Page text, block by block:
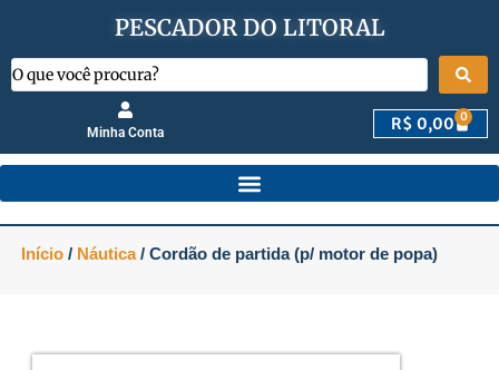
PESCADOR DO LITORAL
Minha Conta R$ 0,00 0
Início/ Náutica/ Cordão de partida (p/ motor de popa)